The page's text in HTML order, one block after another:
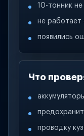
10-тонник не
не работает
появились
Что
проводку